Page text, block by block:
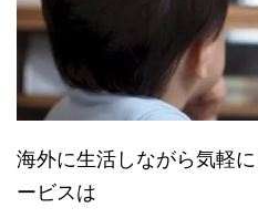
海外に生活しながら気軽
ービスは